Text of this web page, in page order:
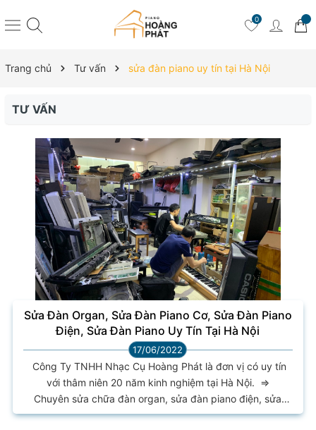
0
Trang chủ Tư vấn sửa đàn piano uy tín tại Hà Nội
TƯ VẤN
Sửa Đàn Organ, Sửa Đàn Piano Cơ, Sửa Đàn Piano
Điện, Sửa Đàn Piano Uy Tín Tại Hà Nội
17/06/2022
Công Ty TNHH Nhạc Cụ Hoàng Phát là đơn vị có uy tín
với thâm niên 20 năm kinh nghiệm tại Hà Nội. =>
Chuyên sửa chữa đàn organ, sửa đàn piano điện, sửa
đàn piano cơ. Chúng tôi có đội ngũ kỹ thuật viên được